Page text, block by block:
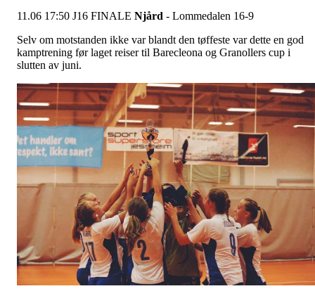
11.06 17:50 J16 FINALE Njård - Lommedalen 16-9
Selv om motstanden ikke var blandt den tøffeste var dette en god
kamptrening før laget reiser til Barecleona og Granollers cup i
slutten av juni.